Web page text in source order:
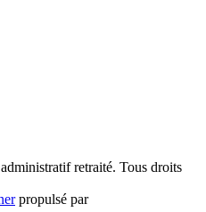
retraité. Tous droits
propulsé par